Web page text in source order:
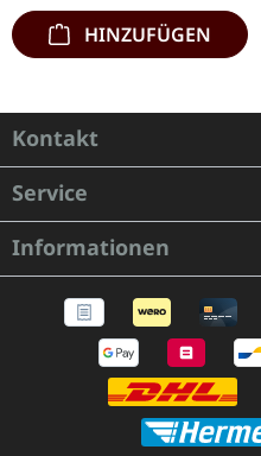
HINZUFÜGEN
Kontakt
Service
Informationen